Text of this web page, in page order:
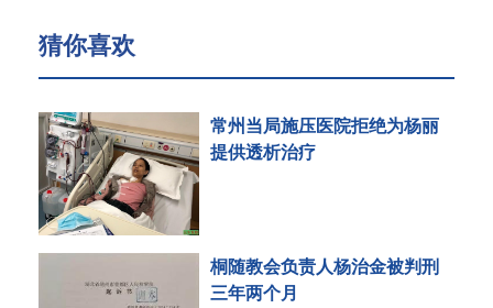
猜你喜欢
常州当局施压医院拒绝为杨丽
提供透析治疗
桐随教会负责人杨治金被判刑
三年两个月